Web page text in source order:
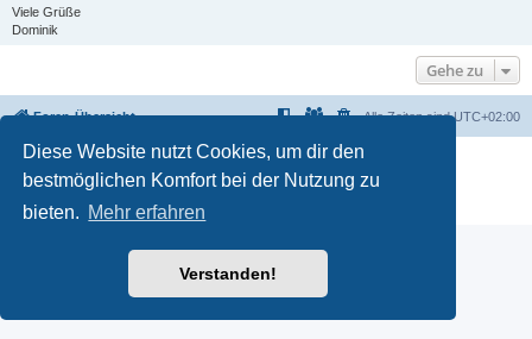
Diese Website nutzt Cookies, um dir den
bestmöglichen Komfort bei der Nutzung zu
bieten. Mehr erfahren
Verstanden!
Viele Grüße
Dominik
Gehe zu
Foren-Übersicht Alle Zeiten sindUTC+02:00
Powered byphpBB® Forum Software © phpBB Limited
Deutsche Übersetzung durchphpBB.de